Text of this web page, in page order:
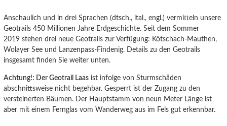
Anschaulich und in drei Sprachen (dtsch., ital., engl.) vermitteln unsere
Geotrails 450 Millionen Jahre Erdgeschichte. Seit dem Sommer
2019 stehen drei neue Geotrails zur Verfügung: Kötschach-Mauthen,
Wolayer See und Lanzenpass-Findenig. Details zu den Geotrails
insgesamt finden Sie weiter unten.
Achtung!: Der Geotrail Laas ist infolge von Sturmschäden
abschnittsweise nicht begehbar. Gesperrt ist der Zugang zu den
versteinerten Bäumen. Der Hauptstamm von neun Meter Länge ist
aber mit einem Fernglas vom Wanderweg aus im Fels gut erkennbar.